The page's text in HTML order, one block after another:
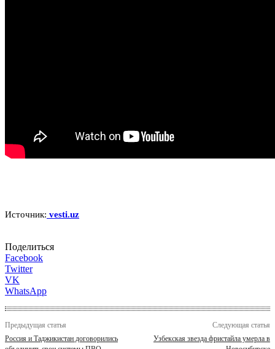
Источник: vesti.uz
Поделиться
Facebook
Twitter
VK
WhatsApp
Предыдущая статья
Россия и Таджикистан договорились
Следующая статья
Узбекская звезда фристайла умерла в